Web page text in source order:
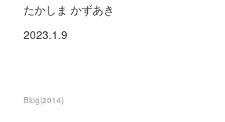
たかしま かずあき
2023.1.9
Blog(2014)